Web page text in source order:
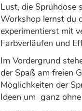
Lust, die Sprühdose
Workshop lernst du
experimentierst mit
Farbverläufen und
Im Vordergrund
der Spaß am freien
Möglichkeiten der
Ideen um ­ ganz